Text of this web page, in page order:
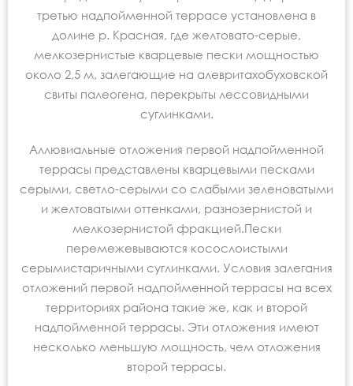
третью надпойменной террасе установлена в
долине р. Красная, где желтовато-серые,
мелкозернистые кварцевые пески мощностью
около 2,5 м, залегающие на алевритахобуховской
свиты палеогена, перекрыты лессовидными
суглинками.
Аллювиальные отложения первой надпойменной
террасы представлены кварцевыми песками
серыми, светло-серыми со слабыми зеленоватыми
и желтоватыми оттенками, разнозернистой и
мелкозернистой фракцией.Пески
перемежевываются косослоистыми
серымистаричными суглинками. Условия залегания
отложений первой надпойменной террасы на всех
территориях района такие же, как и второй
надпойменной террасы. Эти отложения имеют
несколько меньшую мощность, чем отложения
второй террасы.